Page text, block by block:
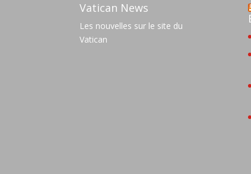
Vatican News
Les nouvelles sur le site du
Vatican